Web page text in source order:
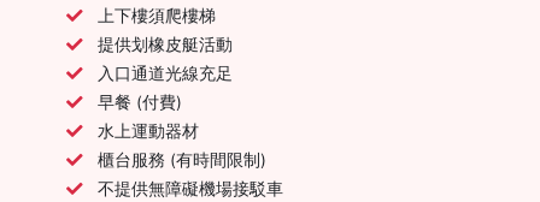
上下樓須爬樓梯
提供划橡皮艇活動
入口通道光線充足
早餐 (付費)
水上運動器材
櫃台服務 (有時間限制)
不提供無障礙機場接駁車